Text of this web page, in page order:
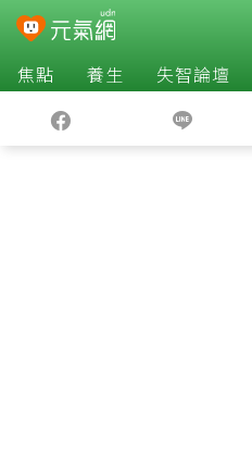
焦點 養生 失智論壇